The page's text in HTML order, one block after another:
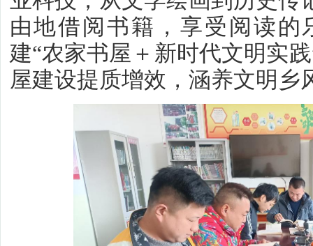
由地借阅书籍，享受阅读的
建“农家书屋＋新时代文明实
屋建设提质增效，涵养文明乡